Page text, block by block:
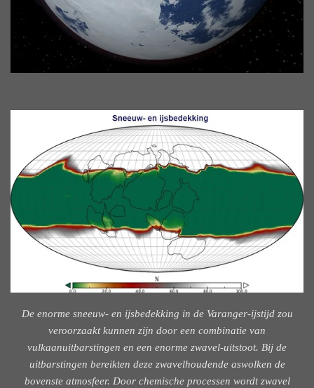
De enorme sneeuw- en ijsbedekking in de Varanger-ijstijd zou
veroorzaakt kunnen zijn door een combinatie van
vulkaanuitbarstingen en een enorme zwavel-uitstoot. Bij de
uitbarstingen bereikten deze zwavelhoudende aswolken de
bovenste atmosfeer. Door chemische processen wordt zwavel